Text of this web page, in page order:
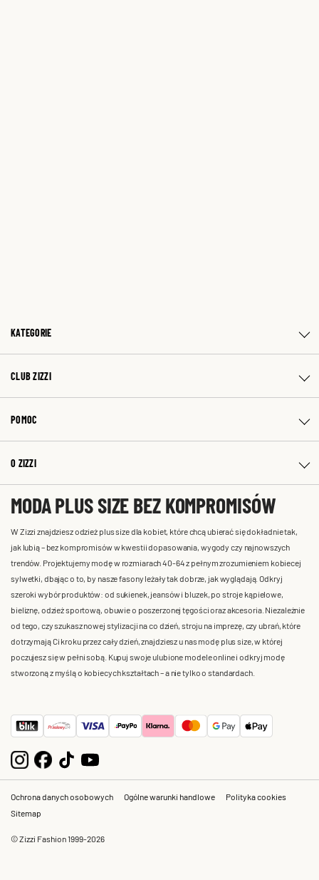
KATEGORIE
CLUB ZIZZI
POMOC
O ZIZZI
MODA PLUS SIZE BEZ KOMPROMISÓW
W Zizzi znajdziesz odzież plus size dla kobiet, które chcą ubierać się dokładnie tak,
jak lubią – bez kompromisów w kwestii dopasowania, wygody czy najnowszych
trendów. Projektujemy modę w rozmiarach 40-64 z pełnym zrozumieniem kobiecej
sylwetki, dbając o to, by nasze fasony leżały tak dobrze, jak wyglądają. Odkryj
szeroki wybór produktów: od sukienek, jeansów i bluzek, po stroje kąpielowe,
bieliznę, odzież sportową, obuwie o poszerzonej tęgości oraz akcesoria. Niezależnie
od tego, czy szukasz nowej stylizacji na co dzień, stroju na imprezę, czy ubrań, które
dotrzymają Ci kroku przez cały dzień, znajdziesz u nas modę plus size, w której
poczujesz się w pełni sobą. Kupuj swoje ulubione modele online i odkryj modę
stworzoną z myślą o kobiecych kształtach – a nie tylko o standardach.
Ochrona danych osobowych Ogólne warunki handlowe
Polityka cookies
Sitemap
© Zizzi Fashion 1999-2026